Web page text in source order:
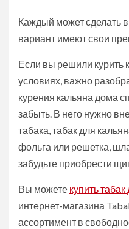
Каждый может сделать
вариант имеют свои
Если вы решили курить
условиях, важно
курения кальяна дома
забыть. В него нужно
табака, табак для
фольга или решетка,
забудьте приобрести
Вы можете купить
интернет-магазина
ассортимент в